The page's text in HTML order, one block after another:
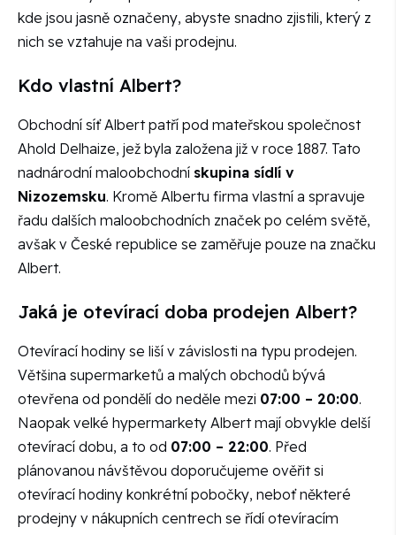
kde jsou jasně označeny, abyste snadno zjistili, který z
nich se vztahuje na vaši prodejnu.
Kdo vlastní Albert?
Obchodní síť Albert patří pod mateřskou společnost
Ahold Delhaize, jež byla založena již v roce 1887. Tato
nadnárodní maloobchodní skupina sídlí v
Nizozemsku. Kromě Albertu firma vlastní a spravuje
řadu dalších maloobchodních značek po celém světě,
avšak v České republice se zaměřuje pouze na značku
Albert.
Jaká je otevírací doba prodejen Albert?
Otevírací hodiny se liší v závislosti na typu prodejen.
Většina supermarketů a malých obchodů bývá
otevřena od pondělí do neděle mezi 07:00 – 20:00.
Naopak velké hypermarkety Albert mají obvykle delší
otevírací dobu, a to od 07:00 – 22:00. Před
plánovanou návštěvou doporučujeme ověřit si
otevírací hodiny konkrétní pobočky, neboť některé
prodejny v nákupních centrech se řídí otevíracím